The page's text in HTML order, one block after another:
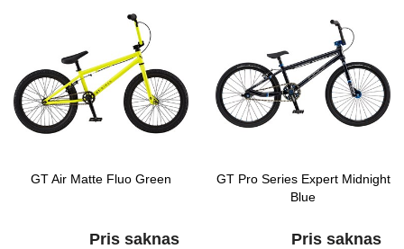
GT Air Matte Fluo Green
Pris saknas
GT Pro Series Expert Midnight
Blue
Pris saknas